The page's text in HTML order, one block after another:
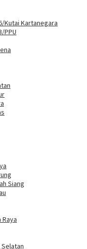
Kutai Kartanegara
PPU
Siang